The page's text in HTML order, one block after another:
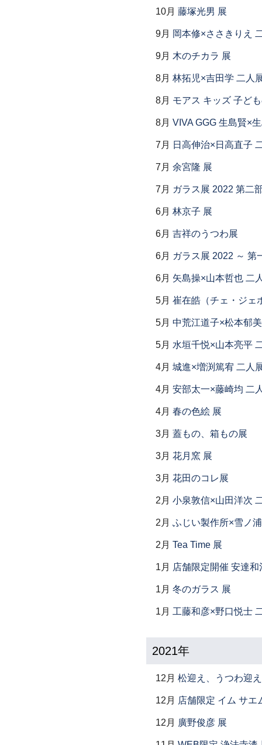
10月 藤塚光男 展
9月 岡本修×ささきりえ
9月 木のチカラ 展
8月 林拓児×吉田学 二人
8月 モアス キッズ 子ど
8月 VIVA GGG 生島賢×
7月 日高伸治×日高直子
7月 余宮隆 展
7月 ガラス展 2022 第二
6月 林京子 展
6月 吉祥のうつわ展
6月 ガラス展 2022 ～ 第
6月 矢島操×山本哲也 二
5月 崔在皓（チェ・ジェ
5月 中荒江道子×松本郁
5月 水垣千悦×山本亮平
4月 城進×増渕篤宥 二人
4月 安部太一×藤崎均 二
4月 春の色絵 展
3月 蓋もの、箱もの展
3月 花月窯 展
3月 花田のコレ展
2月 小泉敦信×山田洋次
2月 ふじい製作所×雪ノ
2月 Tea Time 展
1月 店舗限定開催 安達和
1月 冬のガラス 展
1月 工藤和彦×野口悦士
2021年
12月 松迎え、うつわ迎
12月 店舗限定 イム サ
12月 廣野俊彦 展